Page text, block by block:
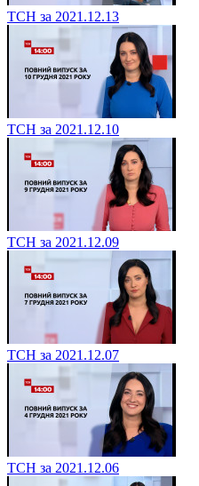
ТСН за 2021.12.13
ТСН за 2021.12.10
ТСН за 2021.12.09
ТСН за 2021.12.07
ТСН за 2021.12.06